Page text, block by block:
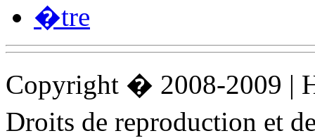
�tre
Copyright � 2008-2009 |
Droits de reproduction et